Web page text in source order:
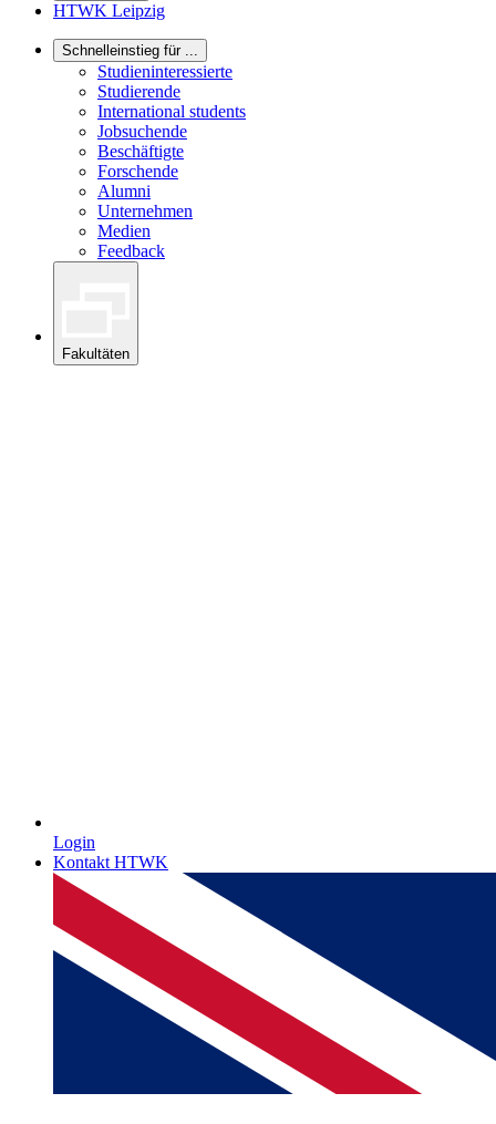
HTWK Leipzig
Schnelleinstieg für ...
Studieninteressierte
Studierende
International students
Jobsuchende
Beschäftigte
Forschende
Alumni
Unternehmen
Medien
Feedback
Fakultäten
Login
Kontakt HTWK